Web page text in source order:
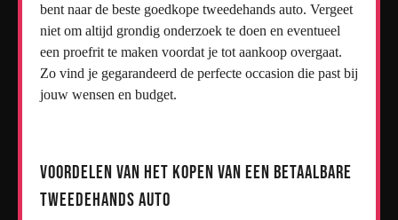
bent naar de beste goedkope tweedehands auto. Vergeet
niet om altijd grondig onderzoek te doen en eventueel
een proefrit te maken voordat je tot aankoop overgaat.
Zo vind je gegarandeerd de perfecte occasion die past bij
jouw wensen en budget.
Voordelen van het Kopen van een Betaalbare
Tweedehands Auto